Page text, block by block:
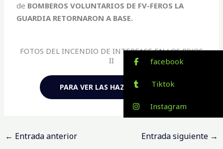
de BOMBEROS VOLUNTARIOS DE FV-FEROS LA
GUARDIA RETORNARON A BASE.
FOTOS DEL INCENDIO DE INTERFASE EN LOS PIYOS
II
PARA VER LAS HAZ CLIC AQUÍ
← Entrada anterior Entrada siguiente →
facebook
Tiktok
Instagram